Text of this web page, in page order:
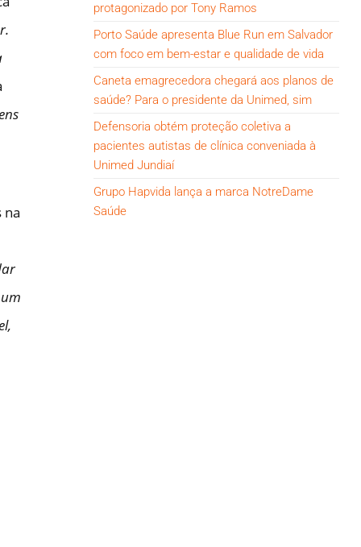
na
protagonizado por Tony Ramos
Porto Saúde apresenta Blue Run em Salvador
com foco em bem-estar e qualidade de vida
Caneta emagrecedora chegará aos planos de
saúde? Para o presidente da Unimed, sim
Defensoria obtém proteção coletiva a
pacientes autistas de clínica conveniada à
Unimed Jundiaí
Grupo Hapvida lança a marca NotreDame
Saúde